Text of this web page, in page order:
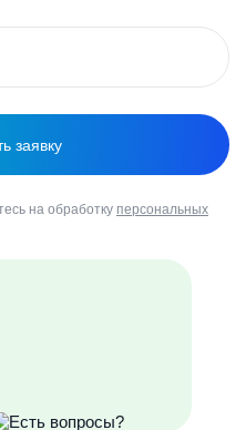
на обработку персональных